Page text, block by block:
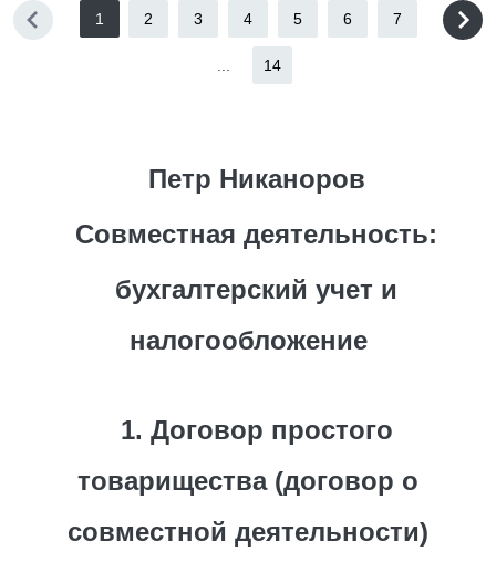
1 2 3 4 5 6 7
14
Петр Никаноров
Совместная деятельность:
бухгалтерский учет и
налогообложение
1. Договор простого
товарищества (договор о
совместной деятельности)